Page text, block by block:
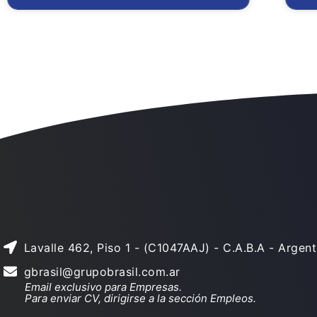
Lavalle 462, Piso 1 - (C1047AAJ) - C.A.B.A -
gbrasil@grupobrasil.com.ar
Email exclusivo para Empresas.
Para enviar CV, dirigirse a la sección Empleos.